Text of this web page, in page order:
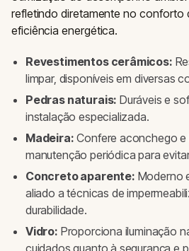
refletindo diretamente no conforto
eficiência energética.
Revestimentos cerâmicos:
limpar, disponíveis em diversas
Pedras naturais: Duráveis e
instalação especializada.
Madeira: Confere aconchego e
manutenção periódica para
Concreto aparente: Moderno
aliado a técnicas de
durabilidade.
Vidro: Proporciona iluminação